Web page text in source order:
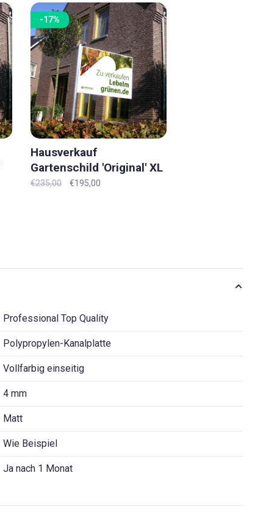
-17%
Hausverkauf
Gartenschild 'Original' XL
€235,00 €195,00
Professional Top Quality
Polypropylen-Kanalplatte
Vollfarbig einseitig
4 mm
Matt
Wie Beispiel
Ja nach 1 Monat